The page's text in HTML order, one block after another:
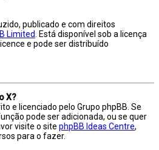
publicado e com direitos
Limited
. Está disponível sob a licença
e pode ser distribuído
X?
e licenciado pelo Grupo phpBB. Se
pode ser adicionada, ou se quer
visite o site phpBB Ideas Centre,
para o fazer.